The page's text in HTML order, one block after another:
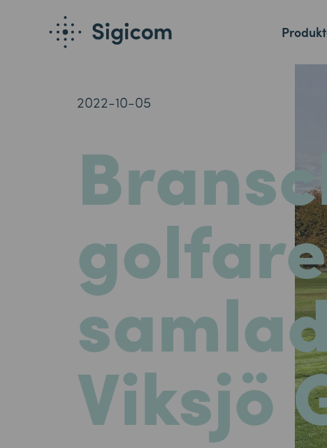
2022-10-05
golfare
Viksjö